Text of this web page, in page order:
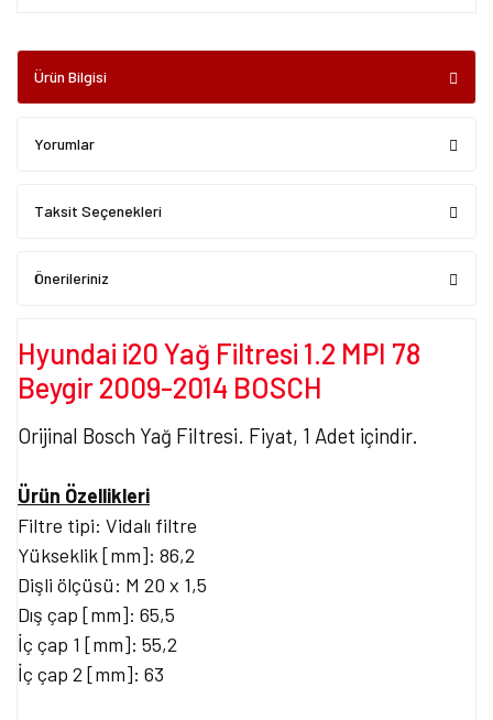
Ürün Bilgisi
Yorumlar
Taksit Seçenekleri
Önerileriniz
Hyundai i20 Yağ Filtresi 1.2 MPI 78
Beygir 2009-2014 BOSCH
Orijinal Bosch Yağ Filtresi. Fiyat, 1 Adet içindir.
Ürün Özellikleri
Filtre tipi: Vidalı filtre
Yükseklik [mm]: 86,2
Dişli ölçüsü: M 20 x 1,5
Dış çap [mm]: 65,5
İç çap 1 [mm]: 55,2
İç çap 2 [mm]: 63